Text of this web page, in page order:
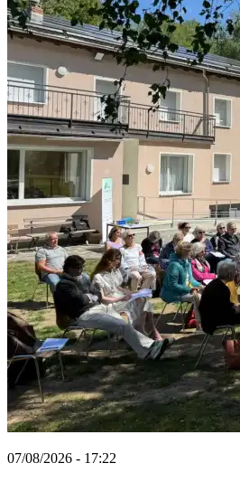
07/08/2026 - 17:22